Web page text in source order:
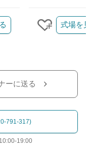
クリップす
式場を見
ーに送る
791-317)
19:00